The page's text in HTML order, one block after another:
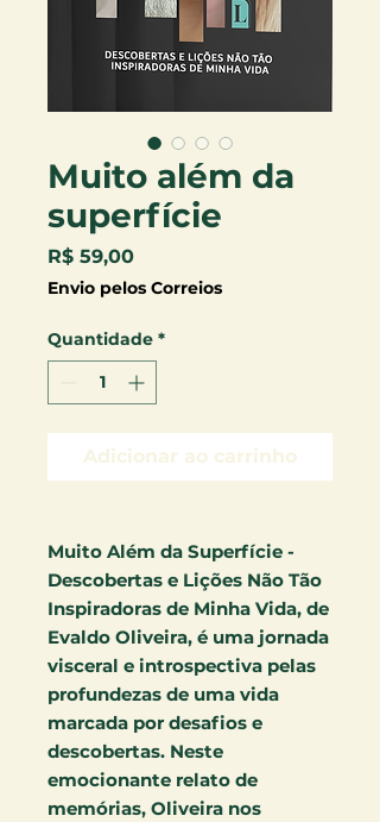
Muito além da
superfície
R$ 59,00Preço
Envio pelos Correios
Quantidade *
Adicionar ao carrinho
Muito Além da Superfície -
Descobertas e Lições Não Tão
Inspiradoras de Minha Vida, de
Evaldo Oliveira, é uma jornada
visceral e introspectiva pelas
profundezas de uma vida
marcada por desafios e
descobertas. Neste
emocionante relato de
memórias, Oliveira nos